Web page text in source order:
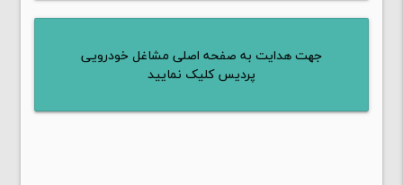
جهت هدایت به صفحه اصلی مشاغل خودرویی
پردیس کلیک نمایید